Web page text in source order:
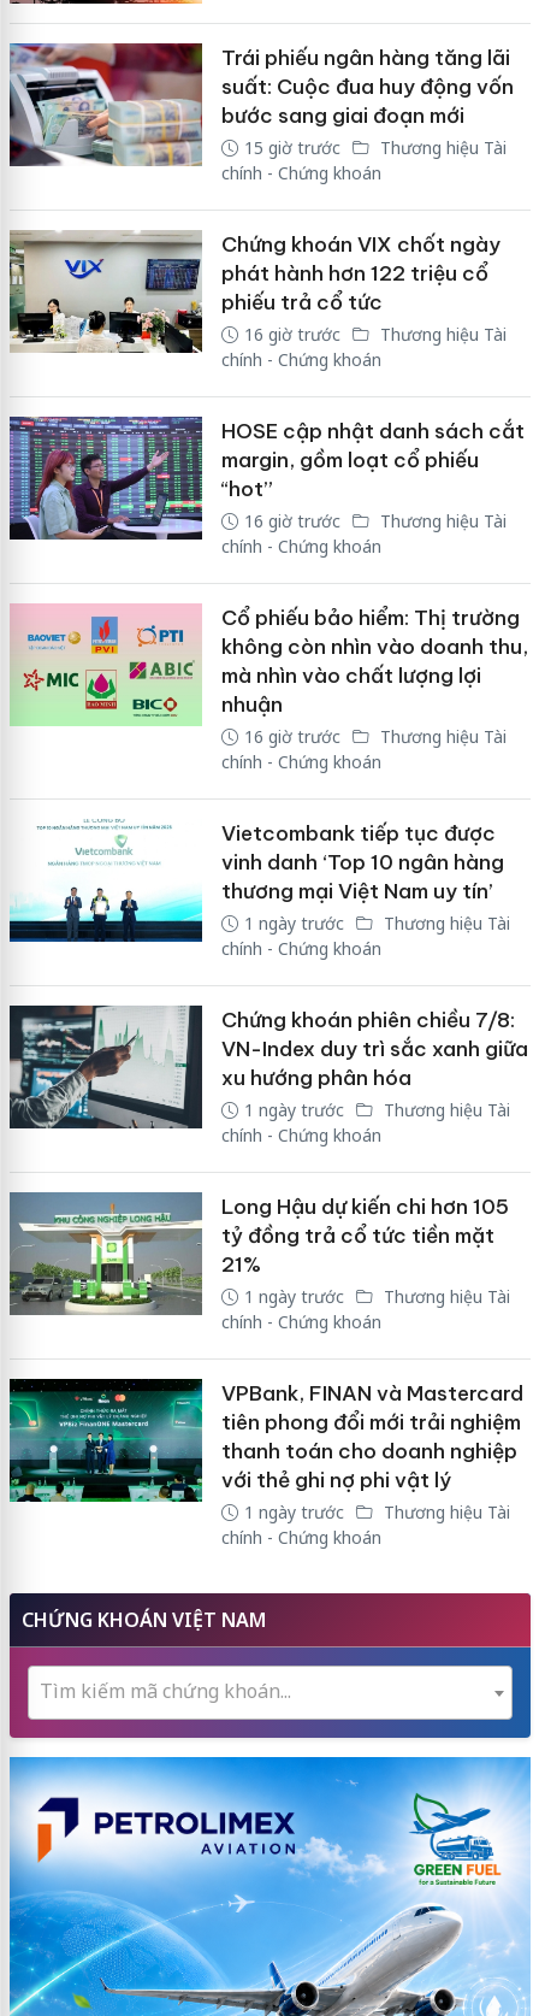
Trái phiếu ngân hàng tăng lãi
suất: Cuộc đua huy động vốn
bước sang giai đoạn mới
15 giờ trước
Thương hiệu Tài
chính - Chứng khoán
Chứng khoán VIX chốt ngày
phát hành hơn 122 triệu cổ
phiếu trả cổ tức
16 giờ trước
Thương hiệu Tài
chính - Chứng khoán
HOSE cập nhật danh sách cắt
margin, gồm loạt cổ phiếu
“hot”
16 giờ trước
Thương hiệu Tài
chính - Chứng khoán
Cổ phiếu bảo hiểm: Thị trường
không còn nhìn vào doanh thu,
mà nhìn vào chất lượng lợi
nhuận
16 giờ trước
Thương hiệu Tài
chính - Chứng khoán
Vietcombank tiếp tục được
vinh danh ‘Top 10 ngân hàng
thương mại Việt Nam uy tín’
1 ngày trước
Thương hiệu Tài
chính - Chứng khoán
Chứng khoán phiên chiều 7/8:
VN-Index duy trì sắc xanh giữa
xu hướng phân hóa
1 ngày trước
Thương hiệu Tài
chính - Chứng khoán
Long Hậu dự kiến chi hơn 105
tỷ đồng trả cổ tức tiền mặt
21%
1 ngày trước
Thương hiệu Tài
chính - Chứng khoán
VPBank, FINAN và Mastercard
tiên phong đổi mới trải nghiệm
thanh toán cho doanh nghiệp
với thẻ ghi nợ phi vật lý
1 ngày trước
Thương hiệu Tài
chính - Chứng khoán
CHỨNG KHOÁN VIỆT NAM
Tìm kiếm mã chứng khoán...